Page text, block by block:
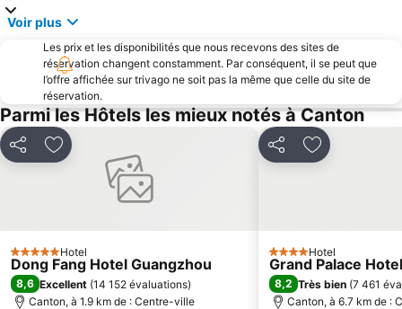
Voir plus
Les prix et les disponibilités que nous recevons des sites de
réservation changent constamment. Par conséquent, il se peut que
l’offre affichée sur trivago ne soit pas la même que celle du site de
réservation.
Parmi les Hôtels les mieux notés à Canton
PartagerAjouter à mes favoris
5 ÉtoilesHotel
Dong Fang Hotel Guangzhou
8,6 Excellent (14 152 évaluations)
Canton, à 1.9 km de : Centre-ville
PartagerAjouter à
4 ÉtoilesHotel
Grand Palace
8,2 Très bien (7 461
Canton, à 6.7 km de :